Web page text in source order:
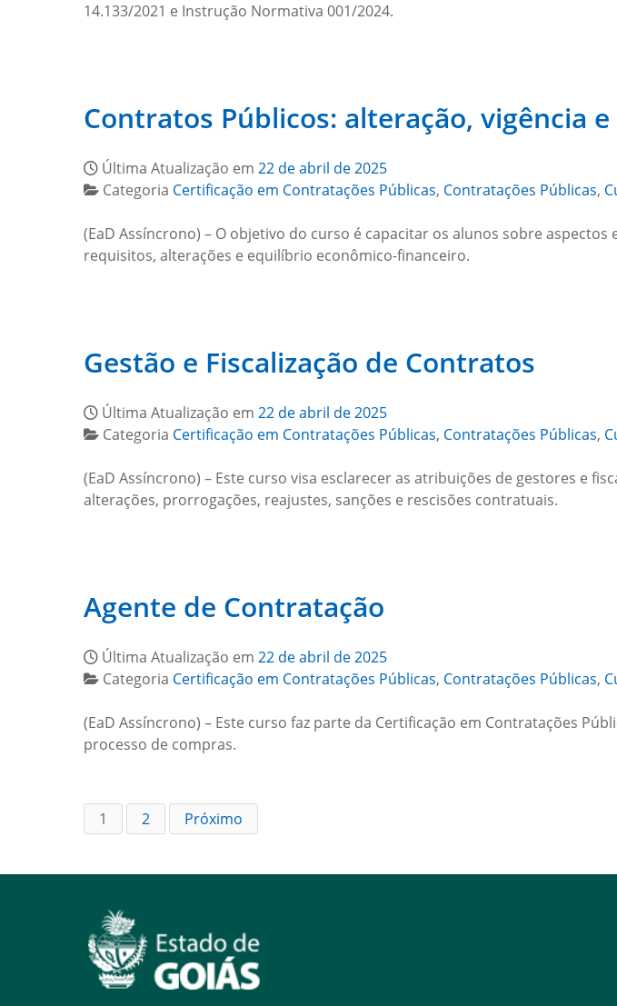
14.133/2021 e Instrução Normativa 001/2024.
Contratos Públicos: alteração, vigência
Última Atualização em 22 de abril de 2025
Categoria Certificação em Contratações Públicas, Contratações Públicas,
(EaD Assíncrono) – O objetivo do curso é capacitar os alunos sobre
requisitos, alterações e equilíbrio econômico-financeiro.
Gestão e Fiscalização de Contratos
Última Atualização em 22 de abril de 2025
Categoria Certificação em Contratações Públicas, Contratações Públicas,
(EaD Assíncrono) – Este curso visa esclarecer as atribuições de gestores e
alterações, prorrogações, reajustes, sanções e rescisões contratuais.
Agente de Contratação
Última Atualização em 22 de abril de 2025
Categoria Certificação em Contratações Públicas, Contratações Públicas,
(EaD Assíncrono) – Este curso faz parte da Certificação em Contratações
processo de compras.
1 2 Próximo